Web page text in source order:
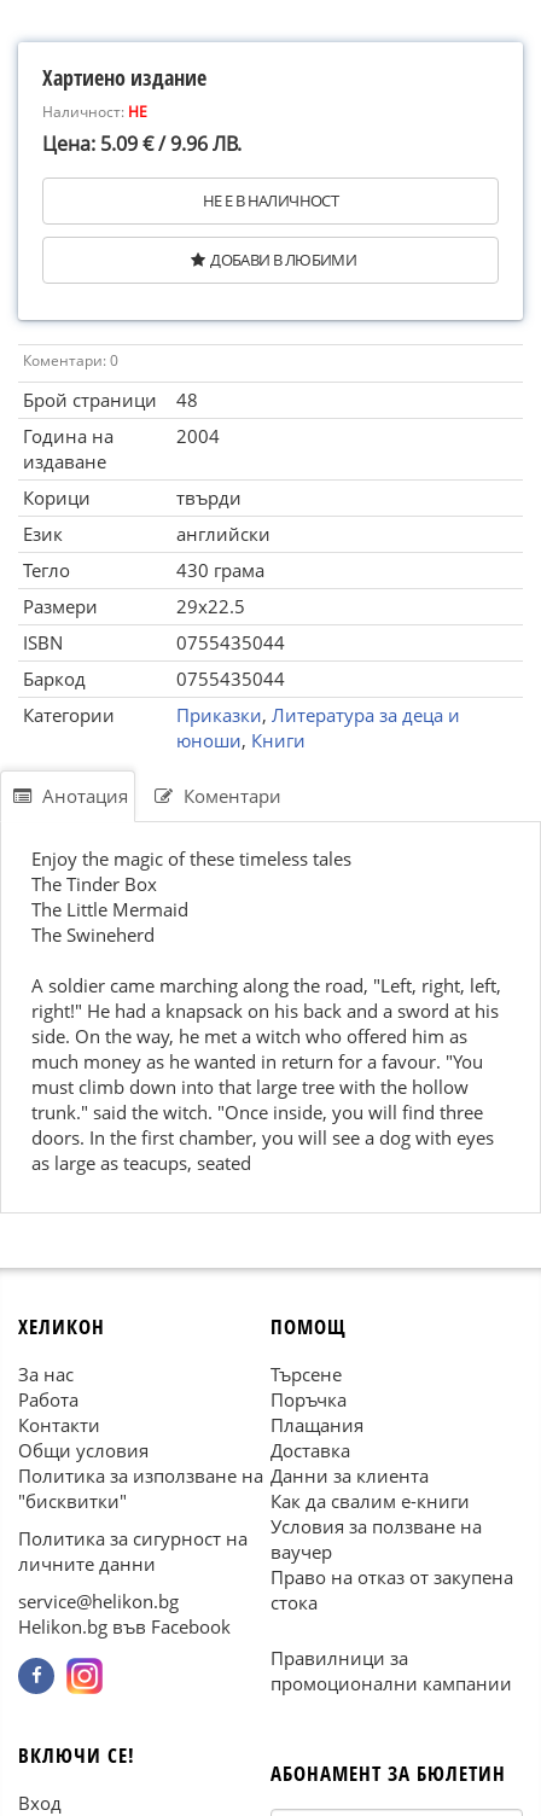
Хартиено издание
Наличност: НЕ
Цена: 5.09 € / 9.96 ЛВ.
НЕ Е В НАЛИЧНОСТ
ДОБАВИ В ЛЮБИМИ
Коментари: 0
Брой страници
48
Година на
издаване
2004
Корици
твърди
Език
английски
Тегло
430 грама
Размери
29x22.5
ISBN
0755435044
Баркод
0755435044
Категории
Приказки, Литература за деца и
юноши, Книги
Анотация Коментари
Enjoy the magic of these timeless tales
The Tinder Box
The Little Mermaid
The Swineherd
A soldier came marching along the road, "Left, right, left,
right!" He had a knapsack on his back and a sword at his
side. On the way, he met a witch who offered him as
much money as he wanted in return for a favour. "You
must climb down into that large tree with the hollow
trunk." said the witch. "Once inside, you will find three
doors. In the first chamber, you will see a dog with eyes
as large as teacups, seated
ХЕЛИКОН
За нас
Работа
Контакти
Общи условия
Политика за използване на
"бисквитки"
Политика за сигурност на
личните данни
service@helikon.bg
Helikon.bg във Facebook
ПОМОЩ
Търсене
Поръчка
Плащания
Доставка
Данни за клиента
Как да свалим е-книги
Условия за ползване на
ваучер
Право на отказ от закупена
стока
Правилници за
промоционални кампании
ВКЛЮЧИ СЕ!
Вход
АБОНАМЕНТ ЗА БЮЛЕТИН